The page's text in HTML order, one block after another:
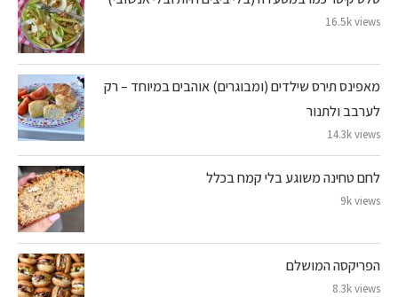
16.5k views
מאפינס תירס שילדים (ומבוגרים) אוהבים במיוחד – רק
לערבב ולתנור
14.3k views
לחם טחינה משוגע בלי קמח בכלל
9k views
הפריקסה המושלם
8.3k views